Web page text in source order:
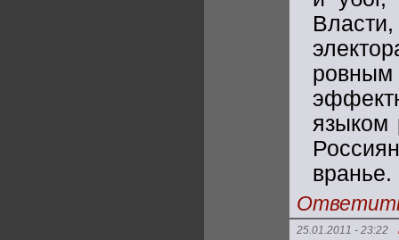
ровным
языком
вранье.
25.01.2011 - 23:22